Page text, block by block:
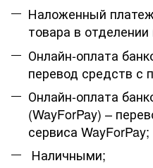
Наложенный
товара в
Онлайн-оплата
перевод средств с
Онлайн-оплата
(WayForPay) –
сервиса WayForPay;
Наличными;